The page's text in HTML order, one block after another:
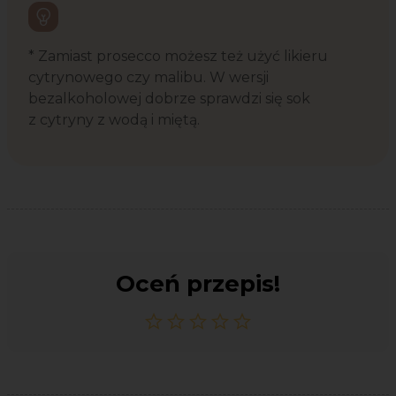
* Zamiast prosecco możesz też użyć likieru
cytrynowego czy malibu. W wersji
bezalkoholowej dobrze sprawdzi się sok
z cytryny z wodą i miętą.
Oceń przepis!